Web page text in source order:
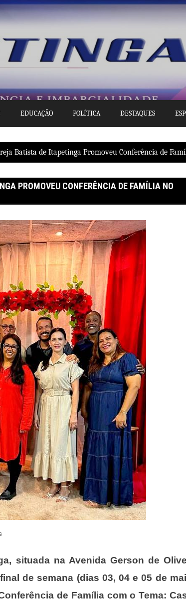
EDUCAÇÃO POLÍTICA DESTAQUES
Batista de Itapetinga Promoveu Conferência de
PROMOVEU CONFERÊNCIA DE FAMÍLIA NO
situada na Avenida Gerson de
de semana (dias 03, 04 e 05 de
de Família com o Tema: